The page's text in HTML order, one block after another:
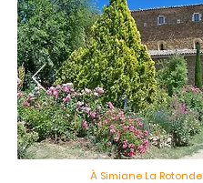
À Simiane La Rotonde